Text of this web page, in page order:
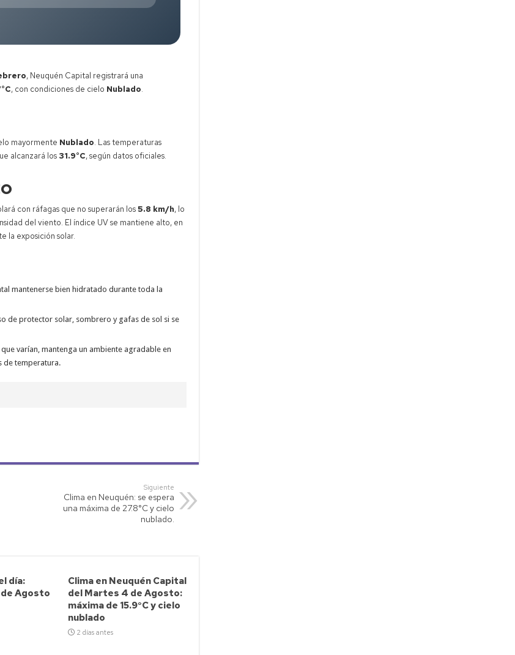
, Neuquén Capital registrará una
, con condiciones de cielo Nublado.
mayormente Nublado. Las temperaturas
alcanzará los 31.9°C, según datos oficiales.
con ráfagas que no superarán los5.8 km/h, lo
del viento. El índice UV se mantiene alto, en
la exposición solar.
mantenerse bien hidratado durante toda la
de protector solar, sombrero y gafas de sol si se
varían, mantenga un ambiente agradable en
de temperatura.
Siguiente
Clima en Neuquén: se espera
una máxima de 27.8°C y cielo
nublado.
día:
Agosto
Clima en Neuquén Capital
del Martes 4 de Agosto:
máxima de 15.9°C y cielo
nublado
2 días antes